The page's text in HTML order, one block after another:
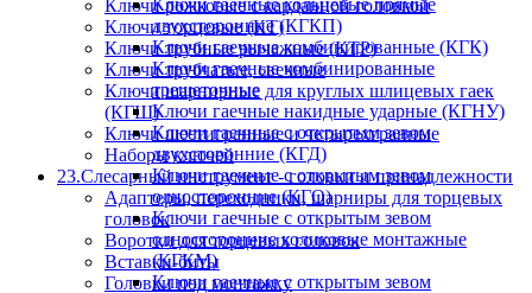
Ключи рожковые с карданной головкой
Ключи торцевые (КТ)
Ключи трубные рычажные (КТР)
Ключи трубчатые, свечные
Ключи шарнирные для круглых шлицевых гаек
(КГШ)
Ключи шестигранные и четырехгранные
Наборы ключей
23.Слесарный инструмент - головки и принадлежности
Адаптеры, переходники, шарниры для торцевых
головок
Воротки для торцевых головок
Вставки-биты
Головки под монтажку
Ключи гаечные кольцевые прямые
двухсторонние (КГКП)
Ключи гаечные комбинированные (КГК)
Ключи гаечные комбинированные
трещеточные
Ключи гаечные накидные ударные (КГНУ)
Ключи гаечные с открытым зевом
двухсторонние (КГД)
Ключи гаечные с открытым зевом
односторонние (КГО)
Ключи гаечные с открытым зевом
односторонние коликовые монтажные
(КГКМ)
Ключи гаечные с открытым зевом